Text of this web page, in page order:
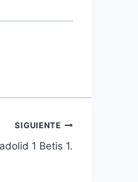
SIGUIENTE
1 Betis 1.